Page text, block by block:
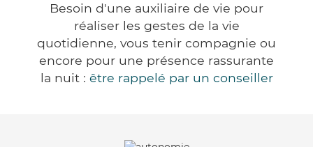
Besoin d'une auxiliaire de vie pour
réaliser les gestes de la vie
quotidienne, vous tenir compagnie ou
encore pour une présence rassurante
la nuit : être rappelé par un conseiller